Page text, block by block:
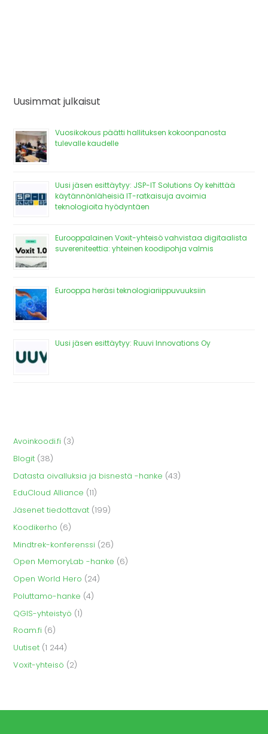
Uusimmat julkaisut
Vuosikokous päätti hallituksen kokoonpanosta
tulevalle kaudelle
Uusi jäsen esittäytyy: JSP-IT Solutions Oy kehittää
käytännönläheisiä IT-ratkaisuja avoimia
teknologioita hyödyntäen
Eurooppalainen Voxit-yhteisö vahvistaa digitaalista
suvereniteettia: yhteinen koodipohja valmis
Eurooppa heräsi teknologiariippuvuuksiin
Uusi jäsen esittäytyy: Ruuvi Innovations Oy
Avoinkoodi.fi (3)
Blogit (38)
Datasta oivalluksia ja bisnestä -hanke (43)
EduCloud Alliance (11)
Jäsenet tiedottavat (199)
Koodikerho (6)
Mindtrek-konferenssi (26)
Open MemoryLab -hanke (6)
Open World Hero (24)
Poluttamo-hanke (4)
QGIS-yhteistyö (1)
Roam.fi (6)
Uutiset (1 244)
Voxit-yhteisö (2)